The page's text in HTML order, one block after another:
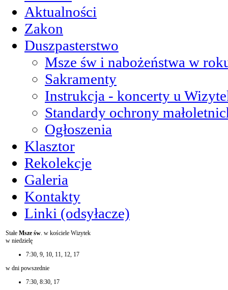
Aktualności
Zakon
Duszpasterstwo
Msze św i nabożeństwa w
Sakramenty
Instrukcja - koncerty u
Standardy ochrony
Ogłoszenia
Klasztor
Rekolekcje
Galeria
Kontakty
Linki (odsyłacze)
Stałe Msze św. w kościele Wizytek
w niedzielę
7:30, 9, 10, 11, 12, 17
w dni powszednie
7:30, 8:30, 17